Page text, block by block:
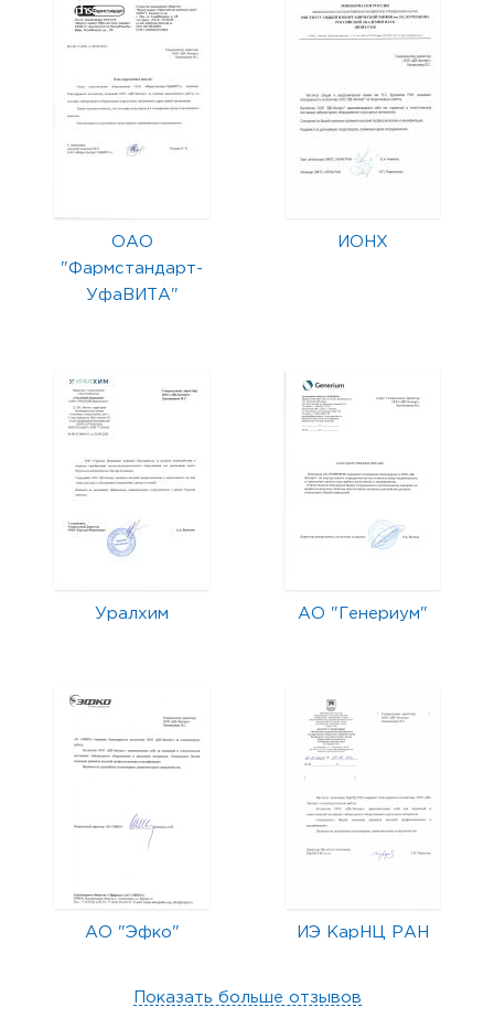
ОАО
"Фармстандарт-
УфаВИТА"
ИОНХ
Уралхим АО "Генериум"
АО "Эфко" ИЭ КарНЦ РАН
Показать больше отзывов